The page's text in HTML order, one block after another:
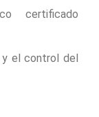
certificado
el control del